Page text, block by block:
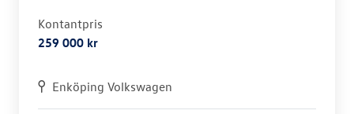
Kontantpris
259 000 kr
Enköping Volkswagen